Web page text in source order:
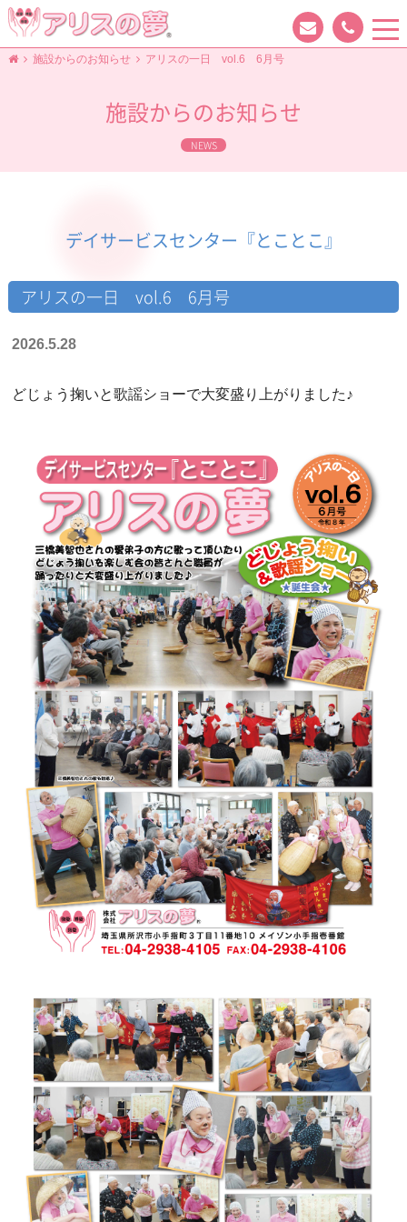
施設からのお知らせ アリスの一日 vol.6 6月号
施設からのお知らせ
NEWS
デイサービスセンター『とことこ』
アリスの一日 vol.6 6月号
2026.5.28
どじょう掬いと歌謡ショーで大変盛り上がりました♪